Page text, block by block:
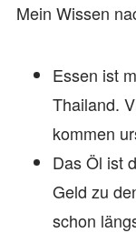
Mein Wissen
Essen ist
Thailand.
kommen
Das Öl ist
Geld zu
schon